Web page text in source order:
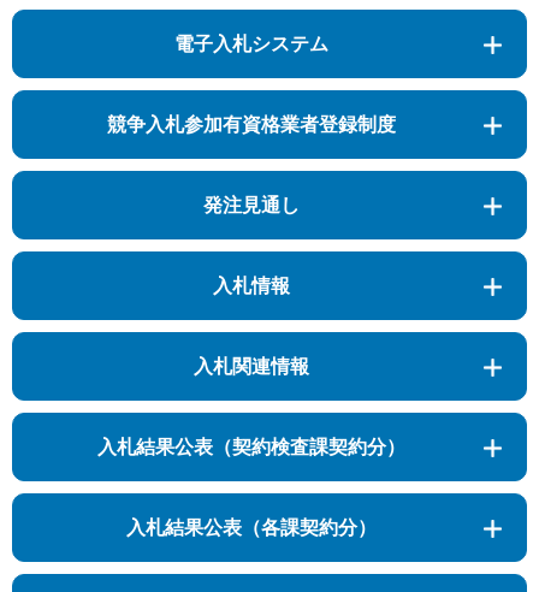
電子入札システム
競争入札参加有資格業者登録制度
発注見通し
入札情報
入札関連情報
入札結果公表（契約検査課契約分）
入札結果公表（各課契約分）